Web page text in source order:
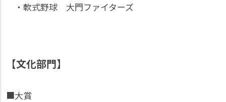
・軟式野球 大門ファイターズ
【文化部門】
■大賞